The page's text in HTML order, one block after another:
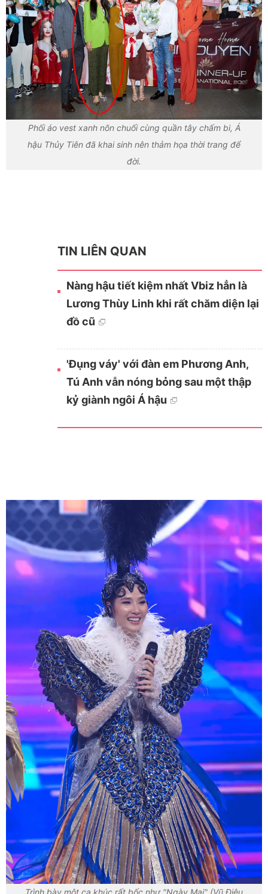
Phối áo vest xanh nõn chuối cùng quần tây chấm bi, Á
hậu Thủy Tiên đã khai sinh nên thảm họa thời trang để
đời.
TIN LIÊN QUAN
Nàng hậu tiết kiệm nhất Vbiz hẳn là
Lương Thùy Linh khi rất chăm diện lại
đồ cũ
'Đụng váy' với đàn em Phương Anh,
Tú Anh vẫn nóng bỏng sau một thập
kỷ giành ngôi Á hậu
Trình bày một ca khúc rất bốc như "Ngày Mai" (Vũ Điệu